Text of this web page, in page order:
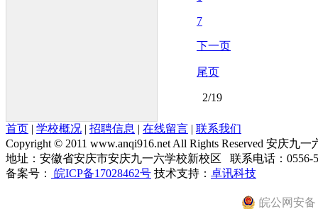
7
下一页
尾页
2/19
首页 | 学校概况 | 招聘信息 | 在线留言 | 联系我们
Copyright © 2011 www.anqi916.net All Rights Reserved 安庆九
地址：安徽省安庆市安庆九一六学校新校区 联系电话：0556-
备案号：
皖ICP备17028462号 技术支持： 卓讯科技
皖公网安备